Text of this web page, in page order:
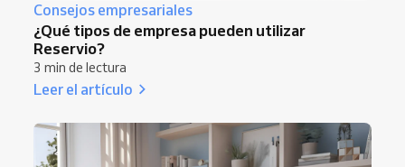
Consejos empresariales
¿Qué tipos de empresa pueden utilizar
Reservio?
3 min de lectura
Leer el artículo